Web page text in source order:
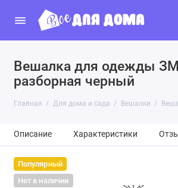
Вешалка для одежды
разборная черный
Главная Для дома и сада Вешалки
Описание Характеристики
Популярный
Нет в наличии